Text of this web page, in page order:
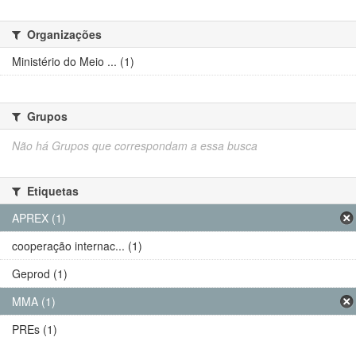
Organizações
Ministério do Meio ... (1)
Grupos
Não há Grupos que correspondam a essa busca
Etiquetas
APREX (1)
cooperação internac... (1)
Geprod (1)
MMA (1)
PREs (1)